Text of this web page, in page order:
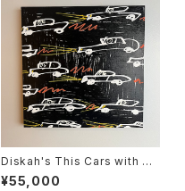
Diskah's This Cars with So
nonamo
¥55,000